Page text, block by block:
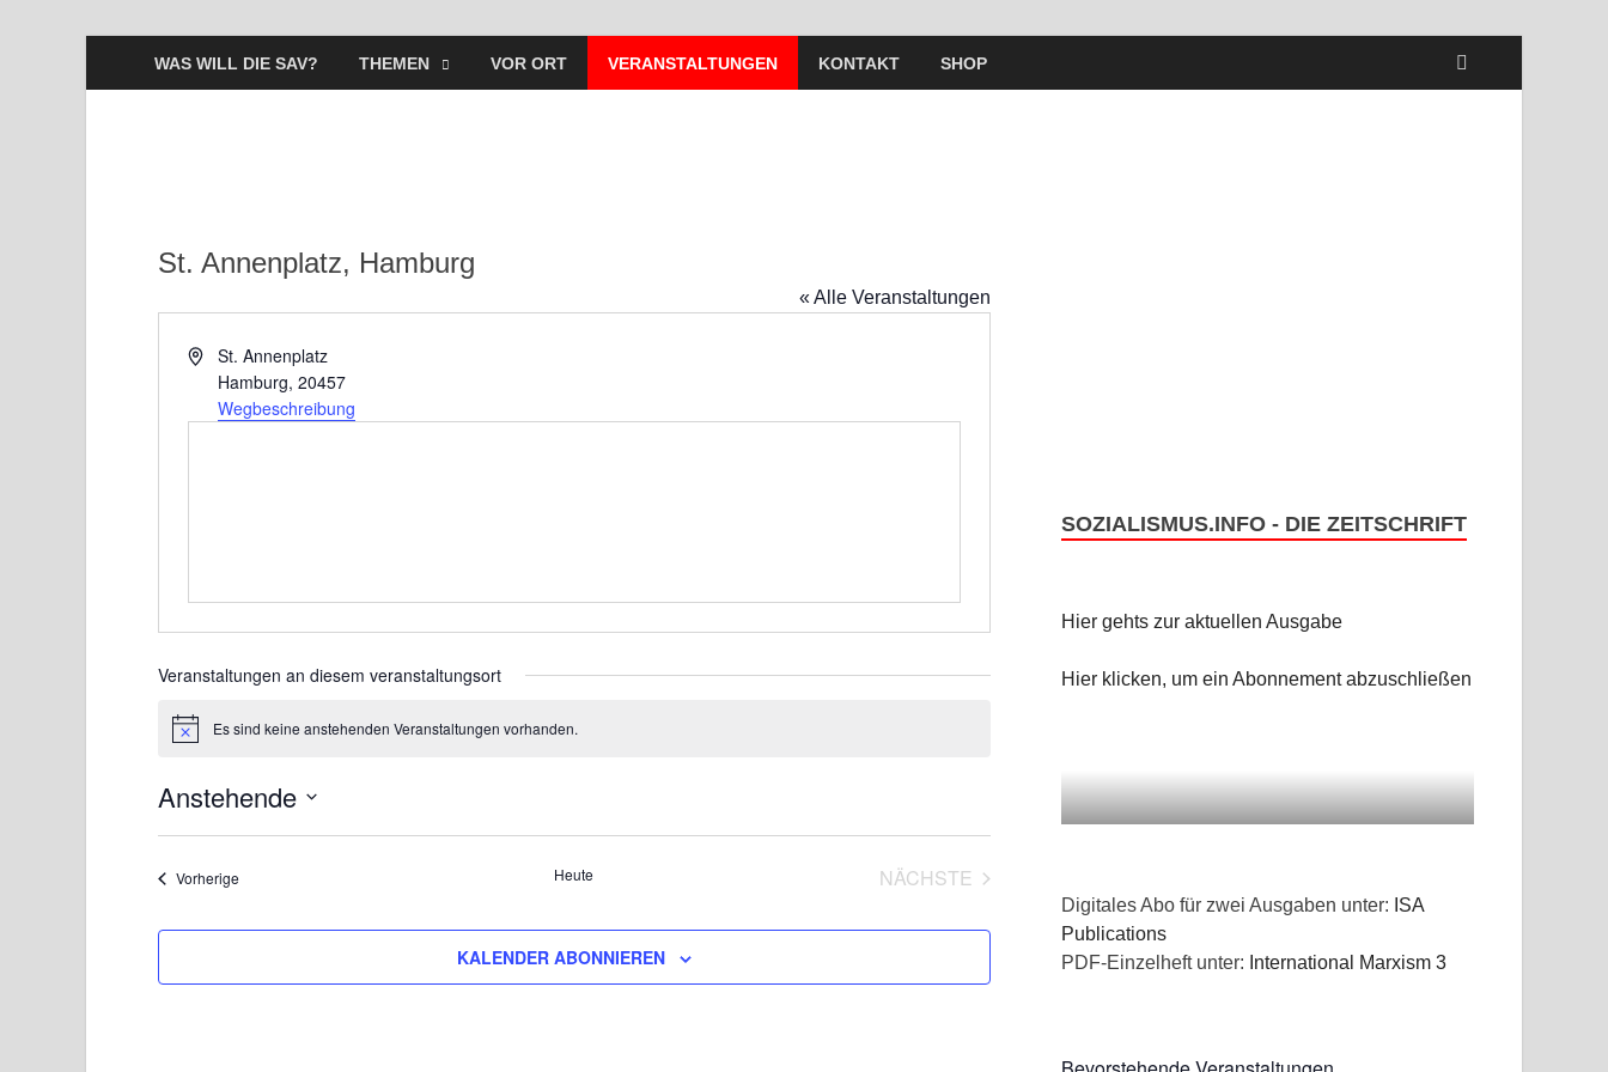
WAS WILL DIE SAV? THEMEN VOR ORT VERANSTALTUNGEN KONTAKT SHOP
St. Annenplatz, Hamburg
« Alle Veranstaltungen
A
St. Annenplatz
Hamburg, 20457
Wegbeschreibung
Veranstaltungen an diesem veranstaltungsort
H
w
e
i
Es sind keine anstehenden Veranstaltungen vorhanden.
Anstehende
t
VorherigeVeranstaltungen Heute
NÄCHSTE
VERANSTALTUNGEN
KALENDER ABONNIEREN
SOZIALISMUS.INFO - DIE ZEITSCHRIFT
Hier gehts zur aktuellen Ausgabe
Hier klicken, um ein Abonnement abzuschließen
Digitales Abo für zwei Ausgaben unter: ISA
Publications
PDF-Einzelheft unter: International Marxism 3